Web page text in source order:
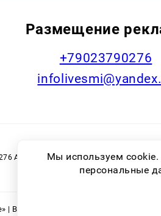
Размещение
+79023790276
Адрес эл. почты:
технологий и
| Все права защищены
Мы используем
персональные